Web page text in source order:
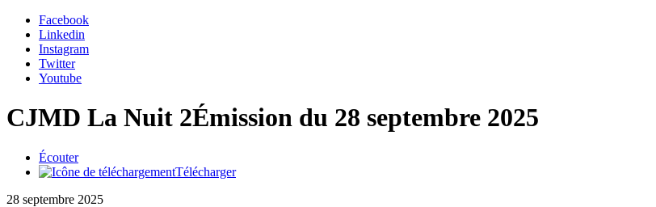
Facebook
Linkedin
Instagram
Twitter
Youtube
CJMD La Nuit 2Émission du 28 septembre 2025
Écouter
Télécharger
28 septembre 2025